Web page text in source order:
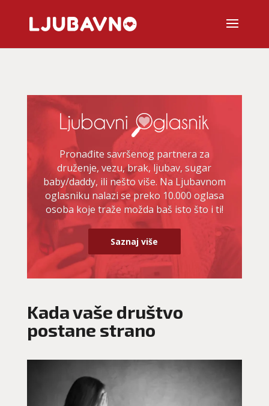
Pronađite savršenog partnera za
druženje, vezu, brak, ljubav, sugar
baby/daddy, ili nešto više. Na Ljubavnom
oglasniku nalazi se preko 10.000 oglasa
osoba koje traže možda baš isto što i ti!
Saznaj više
Kada vaše društvo
postane strano